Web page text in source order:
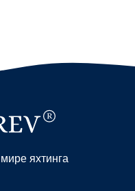
яхтинга